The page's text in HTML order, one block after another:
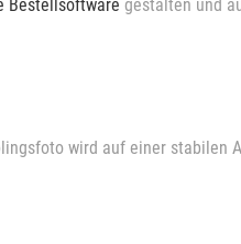
Bestellsoftware gestalten und
wird auf einer